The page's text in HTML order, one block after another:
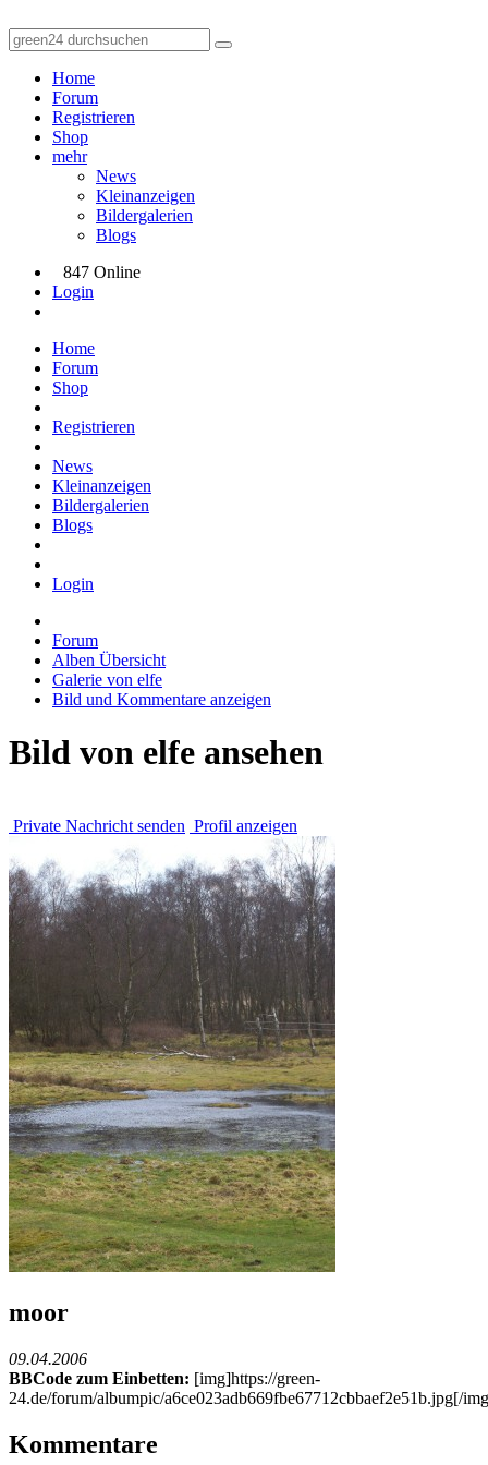
Home
Forum
Registrieren
Shop
mehr
News
Kleinanzeigen
Bildergalerien
Blogs
847 Online
Login
Home
Forum
Shop
Registrieren
News
Kleinanzeigen
Bildergalerien
Blogs
Login
Forum
Alben Übersicht
Galerie von elfe
Bild und Kommentare anzeigen
Bild von elfe ansehen
Private Nachricht senden Profil anzeigen
moor
09.04.2006
BBCode zum Einbetten: [img]https://green-
24.de/forum/albumpic/a6ce023adb669fbe67712cbbaef2e51b.jpg[/
Kommentare